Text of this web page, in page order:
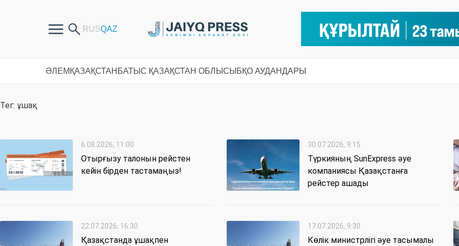
ӘЛЕМ ҚАЗАҚСТАН БАТЫС ҚАЗАҚСТАН ОБЛЫСЫ БҚО АУДАНДАРЫ
Тег: ұшақ
6.08.2026, 11:00
Отырғызу талонын рейстен
кейін бірден тастамаңыз!
30.07.2026, 9:15
Түркияның SunExpress әуе
компаниясы Қазақстанға
рейстер ашады
22.07.2026, 16:30
Қазақстанда ұшақпен
17.07.2026, 9:30
Көлік министрлігі әуе тасымалы